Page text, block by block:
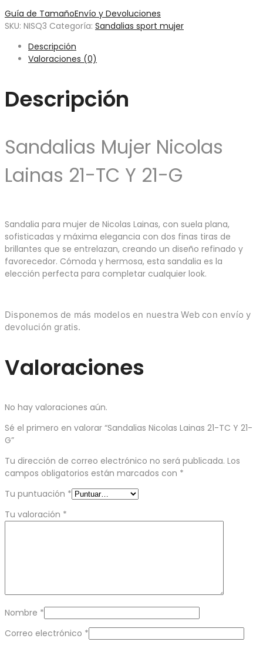
Guía de TamañoEnvío y Devoluciones
SKU: NISQ3 Categoría: Sandalias sport mujer
Descripción
Valoraciones (0)
Descripción
Sandalias Mujer Nicolas
Lainas 21-TC Y 21-G
Sandalia para mujer de Nicolas Lainas, con suela plana,
sofisticadas y máxima elegancia con dos finas tiras de
brillantes que se entrelazan, creando un diseño refinado y
favorecedor. Cómoda y hermosa, esta sandalia es la
elección perfecta para completar cualquier look.
Disponemos de más modelos en nuestra Web con envío y
devolución gratis.
Valoraciones
No hay valoraciones aún.
Sé el primero en valorar “Sandalias Nicolas Lainas 21-TC Y 21-
G”
Tu dirección de correo electrónico no será publicada. Los
campos obligatorios están marcados con *
Tu puntuación *
Tu valoración *
Nombre *
Correo electrónico *